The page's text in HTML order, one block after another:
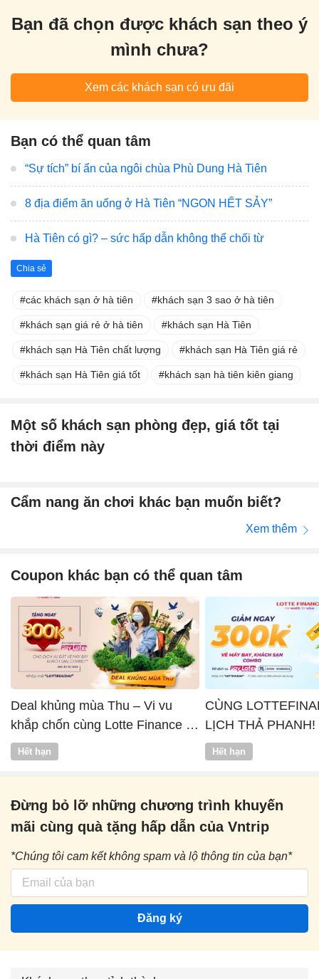
Bạn đã chọn được khách sạn theo ý
mình chưa?
Xem các khách sạn có ưu đãi
Bạn có thể quan tâm
“Sự tích” bí ẩn của ngôi chùa Phù Dung Hà Tiên
8 địa điểm ăn uống ở Hà Tiên “NGON HẾT SẢY”
Hà Tiên có gì? – sức hấp dẫn không thể chối từ
Chia sẻ
các khách sạn ở hà tiên khách sạn 3 sao ở hà tiên
khách sạn giá rẻ ở hà tiên khách sạn Hà Tiên
khách sạn Hà Tiên chất lượng khách sạn Hà Tiên giá rẻ
khách sạn Hà Tiên giá tốt khách sạn hà tiên kiên giang
Một số khách sạn phòng đẹp, giá tốt tại
thời điểm này
Cẩm nang ăn chơi khác bạn muốn biết?
Xem thêm
Coupon khác bạn có thể quan tâm
Deal khủng mùa Thu – Vi vu
khắp chốn cùng Lotte Finance x
Vntrip
Hết hạn
CÙNG
LỊCH THẢ PHANH!
Hết hạn
Đừng bỏ lỡ những chương trình khuyến
mãi cùng quà tặng hấp dẫn của Vntrip
*Chúng tôi cam kết không spam và lộ thông tin của bạn*
Đăng ký